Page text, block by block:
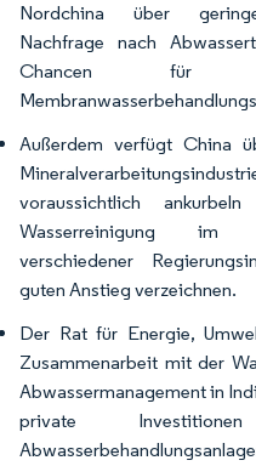
Nordchina über
Nachfrage nach
Chancen
Außerdem verfügt China
voraussichtlich
Wasserreinigung im
verschiedener
guten Anstieg verzeichnen.
Der Rat für Energie,
Zusammenarbeit mit der
Abwassermanagement in
private